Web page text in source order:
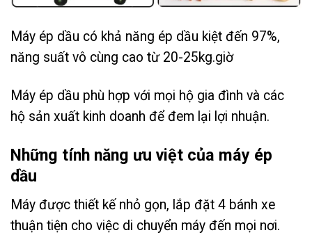
Máy ép dầu có khả năng ép dầu kiệt đến 97%,
năng suất vô cùng cao từ 20-25kg.giờ
Máy ép dầu phù hợp với mọi hộ gia đình và các
hộ sản xuất kinh doanh để đem lại lợi nhuận.
Những tính năng ưu việt của máy ép
dầu
Máy được thiết kế nhỏ gọn, lắp đặt 4 bánh xe
thuận tiện cho việc di chuyển máy đến mọi nơi.